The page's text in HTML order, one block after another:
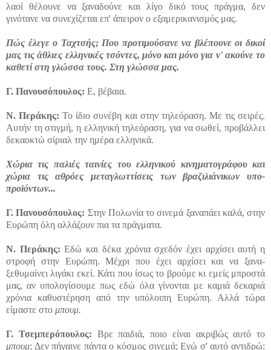
λαοί θέλουνε να ξαναδούνε και λίγο δικό τους πράγμα, δεν
γινότανε να συνεχίζεται επ' άπειρον ο εξαμερικανισμός μας.
Πώς έλεγε ο Ταχτσής; Που προτιμούσανε να βλέπουνε οι δικοί
μας τις άθλιες ελληνικές τσόντες, μόνο και μόνο για ν' ακούνε το
καθετί στη γλώσσα τους. Στη γλώσσα μας.
Γ. Πανουσόπουλος: Ε, βέβαια.
Ν. Περάκης: Το ίδιο συνέβη και στην τηλεόραση. Με τις σειρές.
Αυτήν τη στιγμή, η ελληνική τηλεόραση, για να σωθεί, προβάλλει
δεκαοκτώ σίριαλ την ημέρα ελληνικά.
Χώρια τις παλιές ταινίες του ελληνικού κινηματογράφου και
χώρια τις αθρόες μεταγλωττίσεις των βραζιλιάνικων υπο-
προϊόντων...
Γ. Πανουσόπουλος: Στην Πολωνία το σινεμά ξαναπάει καλά, στην
Ευρώπη όλη αλλάζουν πια τα πράγματα.
Ν. Περάκης: Εδώ και δέκα χρόνια σχεδόν έχει αρχίσει αυτή η
στροφή στην Ευρώπη. Μέχρι που έχει αρχίσει και να ξανα-
ξεθυμαίνει λιγάκι εκεί. Κάτι που ίσως το βρούμε κι εμείς μπροστά
μας, αν υπολογίσουμε πως εδώ όλα γίνονται με καμιά δεκαριά
χρόνια καθυστέρηση από την υπόλοιπη Ευρώπη. Αλλά τώρα
είμαστε στο μπουμ.
Γ. Τσεμπερόπουλος: Βρε παιδιά, ποιο είναι ακριβώς αυτό το
μπουμ; Δεν πήγαινε πάντα ο κόσμος σινεμά; Εγώ σ' αυτό αντιδρώ: